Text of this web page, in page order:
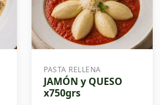
PASTA RELLENA
JAMÓN y QUESO
x750grs